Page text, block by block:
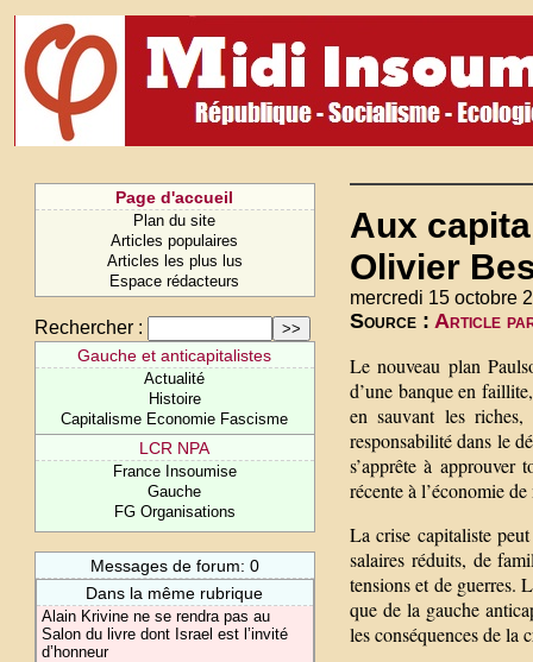
Page d'accueil
Plan du site
Articles populaires
Articles les plus lus
Espace rédacteurs
Rechercher :
Gauche et anticapitalistes
Actualité
Histoire
Capitalisme Economie Fascisme
LCR NPA
France Insoumise
Gauche
FG Organisations
Messages de forum: 0
Dans la même rubrique
Alain Krivine ne se rendra pas au
Salon du livre dont Israel est l’invité
d’honneur
Aux
Olivier
mercredi 15 octobre
Source : Article
Le nouveau plan
d’une banque en
en sauvant les
responsabilité dans le
s’apprête à approuver
récente à l’économie
La crise capitaliste
salaires réduits, de
tensions et de guerres.
que de la gauche
les conséquences de la